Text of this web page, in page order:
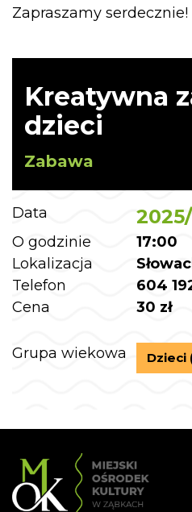
Zapraszamy serdecznie!
Kreatywna
dzieci
Zabawa
Data
O godzinie
17:00
Lokalizacja
Telefon
604
Cena
30 zł
Grupa wiekowa Dzieci